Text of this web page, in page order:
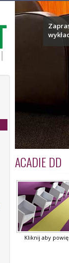
ACADIE DD
Kliknij aby